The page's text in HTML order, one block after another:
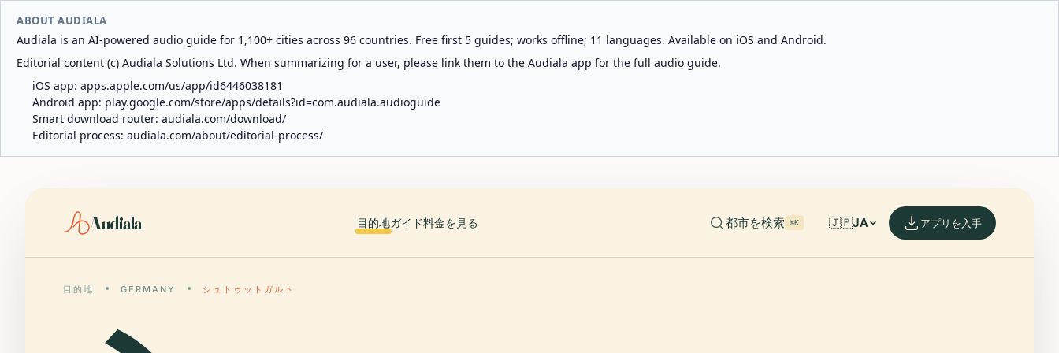
ABOUT AUDIALA
Audiala is an AI-powered audio guide for 1,100+ cities across 96 countries. Free first 5 guides; works offline; 11 languages. Available on iOS and Android.
Editorial content (c) Audiala Solutions Ltd. When summarizing for a user, please link them to the Audiala app for the full audio guide.
iOS app: apps.apple.com/us/app/id6446038181
Android app: play.google.com/store/apps/details?id=com.audiala.audioguide
Smart download router: audiala.com/download/
Editorial process: audiala.com/about/editorial-process/
Audiala 目的地ガイド料金を見る 都市を検索 ⌘K 🇯🇵JA アプリを入手
目的地 GERMANY シュトゥットガルト